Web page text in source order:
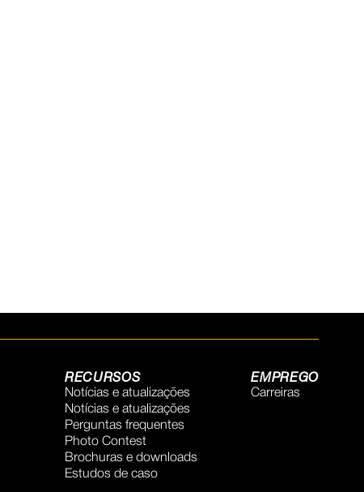
RECURSOS
Notícias e atualizações
Notícias e atualizações
Perguntas frequentes
Photo Contest
Brochuras e downloads
Estudos de caso
EMPREGO
Carreiras